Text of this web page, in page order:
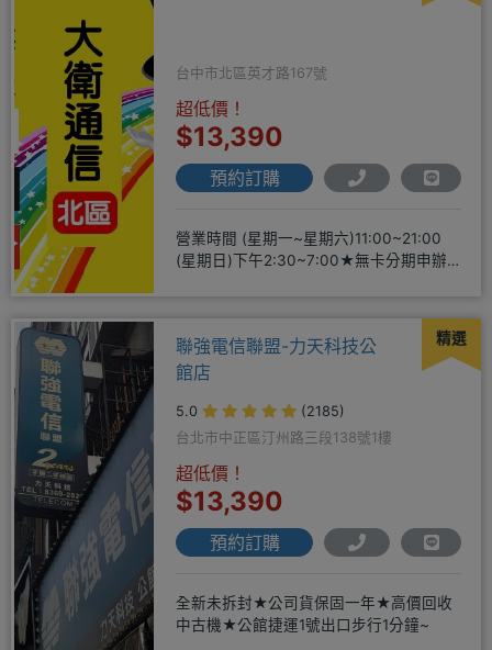
台中市北區英才路167號
超低價！
$13,390
預約訂購
營業時間 (星期一~星期六)11:00~21:00
(星期日)下午2:30~7:00★無卡分期申辦
精選
聯強電信聯盟-力天科技公
館店
5.0
(2185)
台北市中正區汀州路三段138號1樓
超低價！
$13,390
預約訂購
全新未拆封★公司貨保固一年★高價回收
中古機★公館捷運1號出口步行1分鐘~